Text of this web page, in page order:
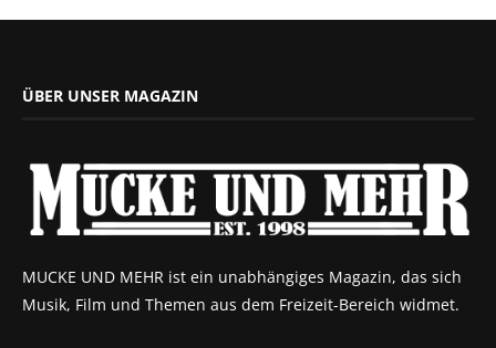
ÜBER UNSER MAGAZIN
MUCKE UND MEHR ist ein unabhängiges Magazin, das sich
Musik, Film und Themen aus dem Freizeit-Bereich widmet.